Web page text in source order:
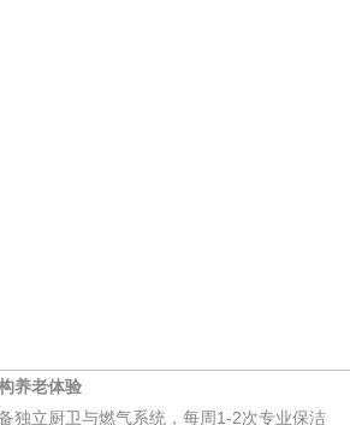
养老体验
独立厨卫与燃气系统，每周1-2次专业保洁